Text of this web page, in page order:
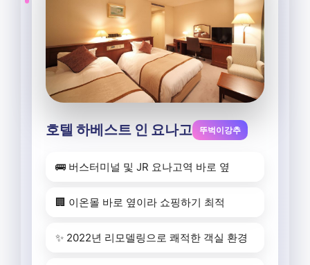
호텔 하베스트 인 요나고 뚜벅이강추
🚌 버스터미널 및 JR 요나고역 바로 옆
🏢 이온몰 바로 옆이라 쇼핑하기 최적
✨ 2022년 리모델링으로 쾌적한 객실 환경